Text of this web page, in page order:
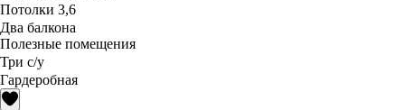
Потолки 3,6
Два балкона
Полезные помещения
Три с/у
Гардеробная